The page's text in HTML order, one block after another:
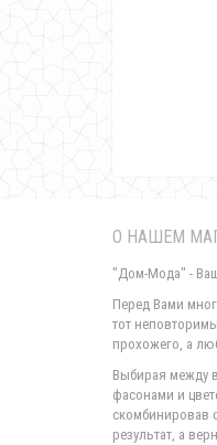
О НАШЕМ
"Дом-Мода" -
Перед Вами
тот
прохожего, а
Выбирая между
фасонами и
скомбинировав
результат, а